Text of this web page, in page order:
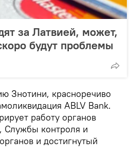
за Латвией, может,
будут проблемы
Знотини, красноречиво
ABLV Bank.
работу органов
Службы контроля и
и достигнутый